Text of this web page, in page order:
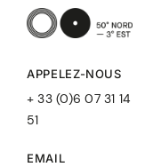
APPELEZ-NOUS
+ 33 (0)6 07 31 14
51
EMAIL